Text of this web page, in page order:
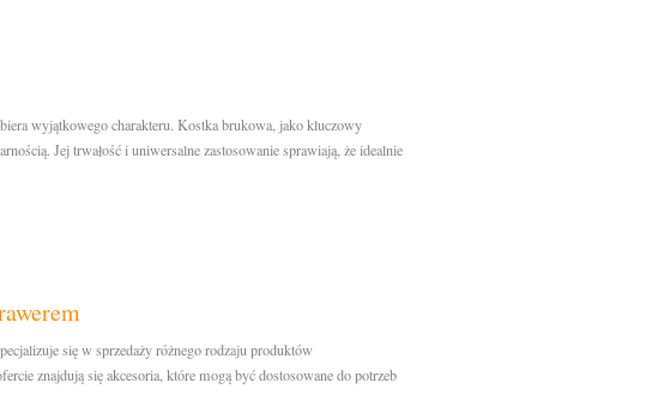
wyjątkowego charakteru. Kostka brukowa, jako kluczowy
Jej trwałość i uniwersalne zastosowanie sprawiają, że idealnie
się w sprzedaży różnego rodzaju produktów
znajdują się akcesoria, które mogą być dostosowane do potrzeb